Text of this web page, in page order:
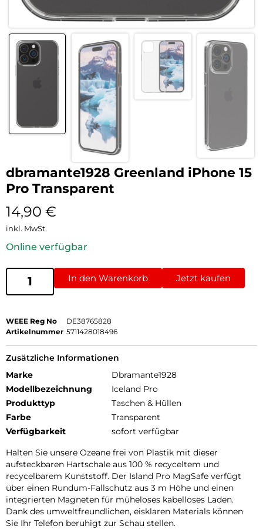
dbramante1928 Greenland iPhone 15
Pro Transparent
14,90 €
inkl. MwSt.
Online verfügbar
In den Warenkorb Jetzt kaufen
WEEE Reg No
DE38765828
Artikelnummer 5711428018496
Zusätzliche Informationen
Marke
Dbramante1928
Modellbezeichnung
Iceland Pro
Produkttyp
Taschen & Hüllen
Farbe
Transparent
Verfügbarkeit
sofort verfügbar
Halten Sie unsere Ozeane frei von Plastik mit dieser
aufsteckbaren Hartschale aus 100 % recyceltem und
recycelbarem Kunststoff. Der Island Pro MagSafe verfügt
über einen Rundum-Fallschutz aus 3 m Höhe und einen
integrierten Magneten für müheloses kabelloses Laden.
Dank des umweltfreundlichen, eisklaren Materials können
Sie Ihr Telefon beruhigt zur Schau stellen.